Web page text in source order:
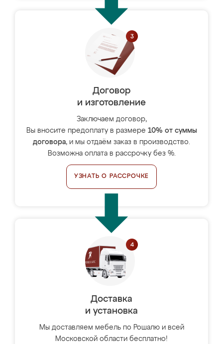
Договор
и изготовление
Заключаем договор,
Вы вносите предоплату в размере 10% от суммы
договора, и мы отдаём заказ в производство.
Возможна оплата в рассрочку без %.
УЗНАТЬ О РАССРОЧКЕ
Доставка
и установка
Мы доставляем мебель по Рошалю и всей
Московской области бесплатно!